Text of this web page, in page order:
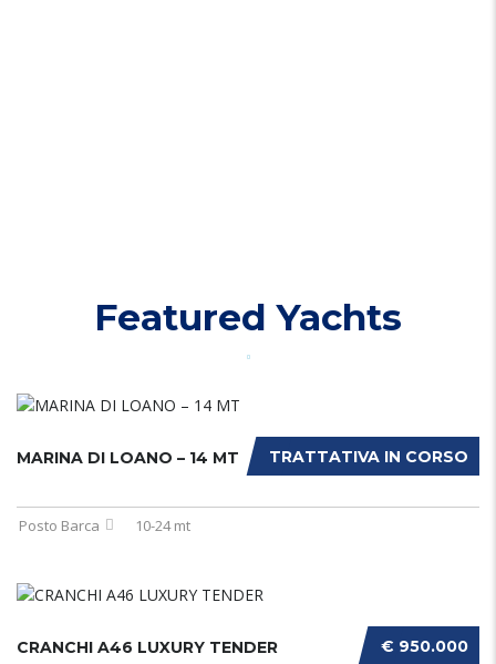
Featured Yachts
TRATTATIVA IN CORSO
MARINA DI LOANO – 14 MT
Posto Barca 10-24 mt
€ 950.000
CRANCHI A46 LUXURY TENDER